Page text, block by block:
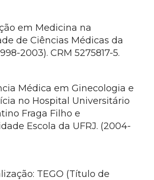
em Medicina na
de Ciências Médicas da
2003). CRM 5275817-5.
Médica em Ginecologia e
no Hospital Universitário
Fraga Filho e
Escola da UFRJ. (2004-
TEGO (Título de